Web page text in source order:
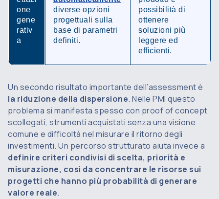
one
gene
rativ
a
diverse opzioni
progettuali sulla
base di parametri
definiti.
possibilità di
ottenere
soluzioni più
leggere ed
efficienti.
Un secondo risultato importante dell’assessment è
la riduzione della dispersione. Nelle PMI questo
problema si manifesta spesso con proof of concept
scollegati, strumenti acquistati senza una visione
comune e difficoltà nel misurare il ritorno degli
investimenti. Un percorso strutturato aiuta invece a
definire criteri condivisi di scelta, priorità e
misurazione, così da concentrare le risorse sui
progetti che hanno più probabilità di generare
valore reale.